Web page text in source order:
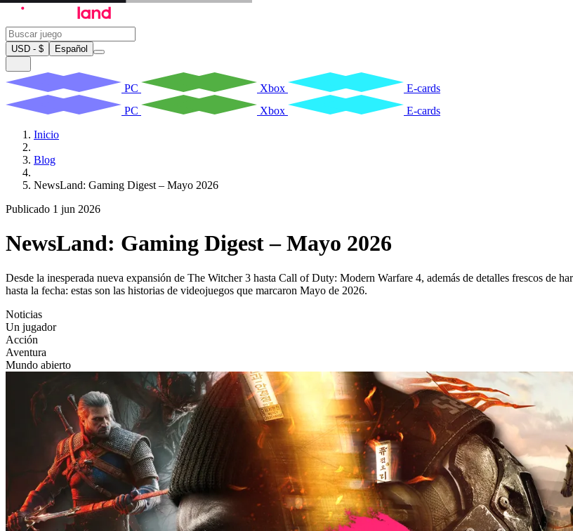
USD - $ Español
PC Xbox
E-cards
PC
Xbox
E-cards
Inicio
Blog
NewsLand: Gaming Digest – Mayo 2026
Publicado 1 jun 2026
NewsLand: Gaming Digest – Mayo 2026
Desde la inesperada nueva expansión de The Witcher 3 hasta Call of Duty: Modern Warfare 4, además de detalles frescos de
hasta la fecha: estas son las historias de videojuegos que marcaron Mayo de 2026.
Noticias
Un jugador
Acción
Aventura
Mundo abierto